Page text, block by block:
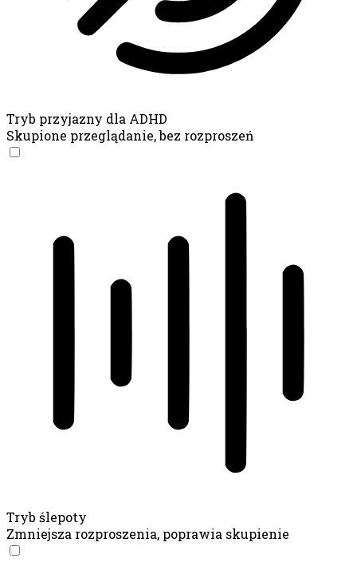
Tryb przyjazny dla ADHD
Skupione przeglądanie, bez rozproszeń
Tryb ślepoty
Zmniejsza rozproszenia, poprawia skupienie